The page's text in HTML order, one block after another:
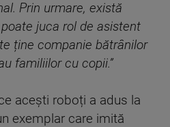
Prin urmare, există
juca rol de asistent
ține companie bătrânilor
familiilor cu copii.”
acești roboți a adus la
exemplar care imită